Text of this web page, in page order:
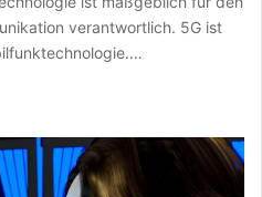
verantwortlich. 5G ist